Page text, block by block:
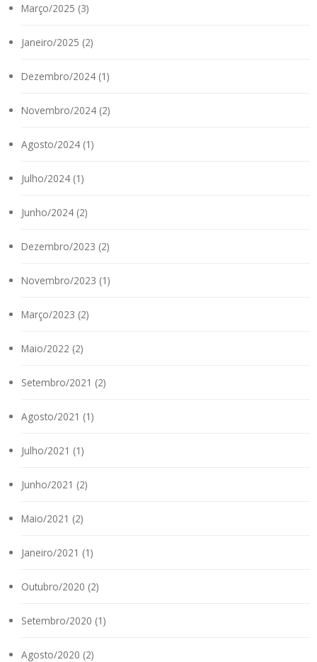
Março/2025 (3)
Janeiro/2025 (2)
Dezembro/2024 (1)
Novembro/2024 (2)
Agosto/2024 (1)
Julho/2024 (1)
Junho/2024 (2)
Dezembro/2023 (2)
Novembro/2023 (1)
Março/2023 (2)
Maio/2022 (2)
Setembro/2021 (2)
Agosto/2021 (1)
Julho/2021 (1)
Junho/2021 (2)
Maio/2021 (2)
Janeiro/2021 (1)
Outubro/2020 (2)
Setembro/2020 (1)
Agosto/2020 (2)